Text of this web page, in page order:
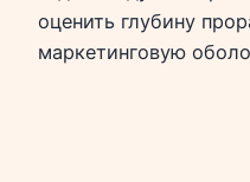
оценить глубину
маркетинговую